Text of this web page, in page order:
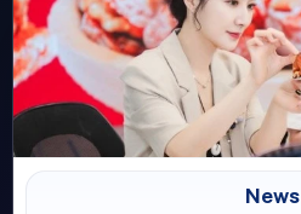
News